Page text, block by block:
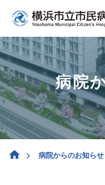
病院
病院からのお知らせ